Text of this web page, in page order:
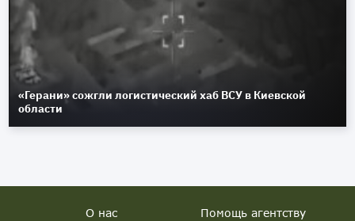
«Герани» сожгли логистический хаб ВСУ в Киевской
области
О нас Помощь агентству